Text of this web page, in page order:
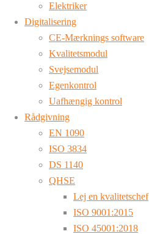
Elektriker
Digitalisering
CE-Mærknings software
Kvalitetsmodul
Svejsemodul
Egenkontrol
Uafhængig kontrol
Rådgivning
EN 1090
ISO 3834
DS 1140
QHSE
Lej en kvalitetschef
ISO 9001:2015
ISO 45001:2018